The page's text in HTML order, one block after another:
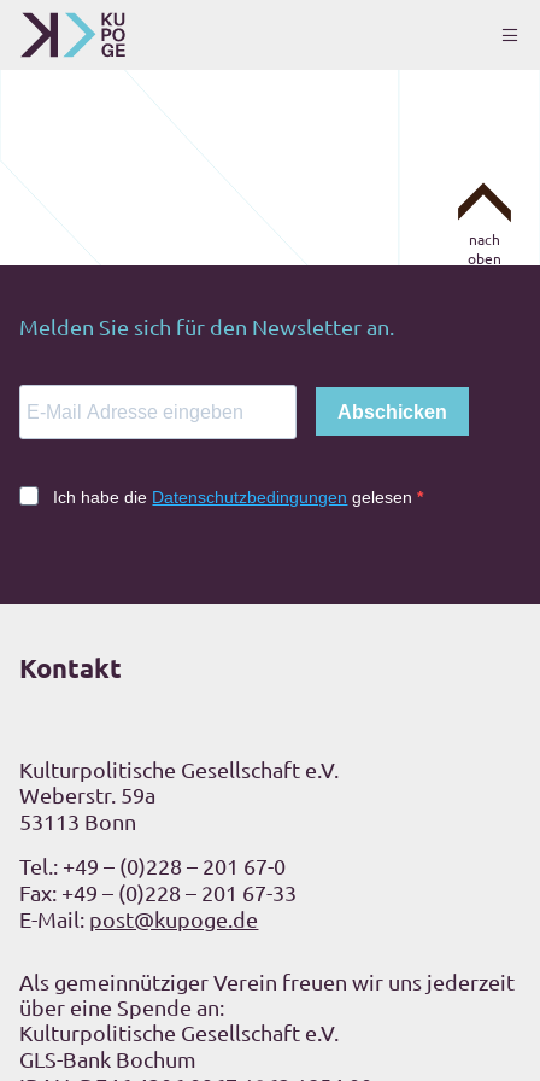
nach
oben
Melden Sie sich für den Newsletter an.
Abschicken
Ich habe die Datenschutzbedingungen gelesen
Kontakt
Kulturpolitische Gesellschaft e.V.
Weberstr. 59a
53113 Bonn
Tel.: +49 – (0)228 – 201 67-0
Fax: +49 – (0)228 – 201 67-33
E-Mail: post@kupoge.de
Als gemeinnütziger Verein freuen wir uns jederzeit
über eine Spende an:
Kulturpolitische Gesellschaft e.V.
GLS-Bank Bochum